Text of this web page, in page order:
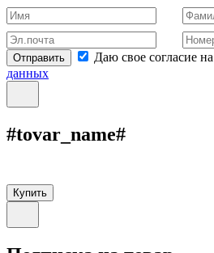
Отправить Даю свое согласие на
данных
#tovar_name#
Купить